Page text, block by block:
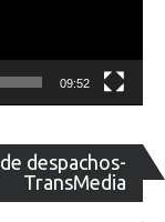
09:52
despachos-
TransMedia
de